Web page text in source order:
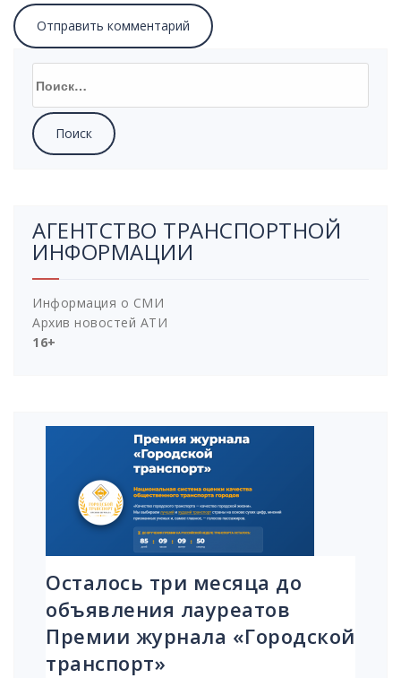
АГЕНТСТВО ТРАНСПОРТНОЙ
ИНФОРМАЦИИ
Информация о СМИ
Архив новостей АТИ
16+
Осталось три месяца до
объявления лауреатов
Премии журнала «Городской
транспорт»